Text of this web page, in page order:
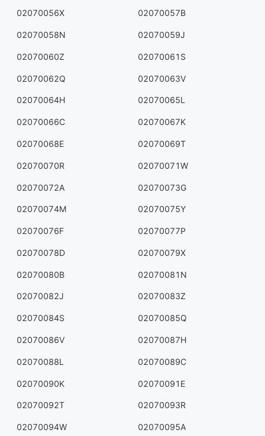
02070056X 02070057B
02070058N 02070059J
02070060Z 02070061S
02070062Q 02070063V
02070064H 02070065L
02070066C 02070067K
02070068E 02070069T
02070070R 02070071W
02070072A 02070073G
02070074M 02070075Y
02070076F 02070077P
02070078D 02070079X
02070080B 02070081N
02070082J 02070083Z
02070084S 02070085Q
02070086V 02070087H
02070088L 02070089C
02070090K 02070091E
02070092T 02070093R
02070094W 02070095A